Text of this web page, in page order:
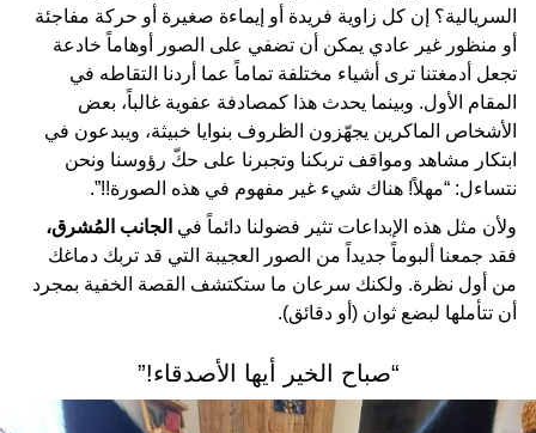
السريالية؟ إن كل زاوية فريدة أو إيماءة صغيرة أو حركة مفاجئة
أو منظور غير عادي يمكن أن تضفي على الصور أوهاماً خادعة
تجعل أدمغتنا ترى أشياء مختلفة تماماً عما أردنا التقاطه في
المقام الأول. وبينما يحدث هذا كمصادفة عفوية غالباً، بعض
الأشخاص الماكرين يجهّزون الظروف بنوايا خبيثة، ويبدعون في
ابتكار مشاهد ومواقف تربكنا وتجبرنا على حكّ رؤوسنا ونحن
نتساءل: “مهلاً! هناك شيء غير مفهوم في هذه الصورة!!”.
ولأن مثل هذه الإبداعات تثير فضولنا دائماً في الجانب المُشرق،
فقد جمعنا ألبوماً جديداً من الصور العجيبة التي قد تربك دماغك
من أول نظرة. ولكنك سرعان ما ستكتشف القصة الخفية بمجرد
أن تتأملها لبضع ثوان (أو دقائق).
“صباح الخير أيها الأصدقاء!”